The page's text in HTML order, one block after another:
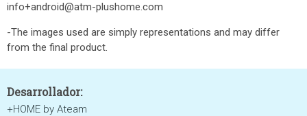
info+android@atm-plushome.com
-The images used are simply representations and may differ
from the final product.
Desarrollador:
+HOME by Ateam